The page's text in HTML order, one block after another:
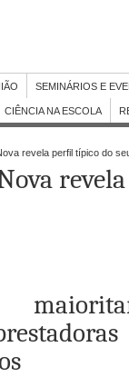
SEMINÁRIOS E
CIÊNCIA NA ESCOLA
revela perfil típico do